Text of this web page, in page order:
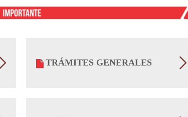
TRÁMITES GENERALES